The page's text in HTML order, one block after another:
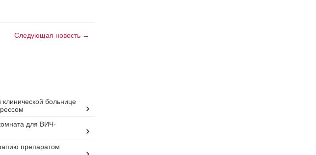
Следующая новость →
больнице
для ВИЧ-
препаратом